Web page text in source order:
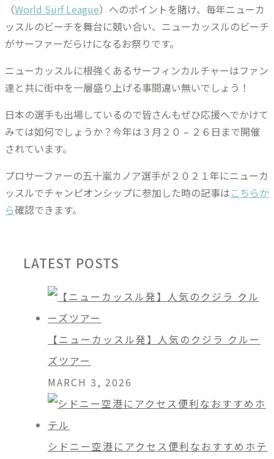
（World Surf League）へのポイントを賭け、毎年ニューカ
ッスルのビーチを舞台に競い合い、ニューカッスルのビーチ
がサーファーだらけになるお祭りです。
ニューカッスルに根強くあるサーフィンカルチャーはファン
達と共に街中を一層盛り上げる事間違い無いでしょう！
日本の選手も出場しているので皆さんもぜひ応援へでかけて
みては如何でしょうか？今年は３月２０ – ２６日まで開催
されています。
プロサーファーの五十嵐カノア選手が２０２１年にニューカ
ッスルでチャンピオンシップに参加した時の記事はこちらか
ら確認できます。
LATEST POSTS
【ニューカッスル発】人気のクジラ クルー
ズツアー
MARCH 3, 2026
シドニー空港にアクセス便利なおすすめホテ